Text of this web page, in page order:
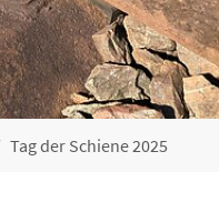
Tag der Schiene 2025